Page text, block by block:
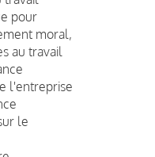
pour
moral,
au travail
l'entreprise
le